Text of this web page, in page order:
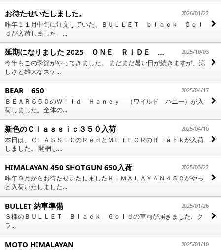
お待たせいたしました。
昨年１１月中旬に注文していた、ＢＵＬＬＥＴ ｂｌａｃｋ Ｇｏｌ
ｄが入荷しました。...
2026/01/22
延期になりました 2025 ＯＮＥ ＲＩＤＥ のご案内
今年もこの季節がやってきました。 まだまだ暑い日が続きますが、涼
しさと雄大なスケ...
2025/10/03
BEAR 650
ＢＥＡＲ６５０のＷｉｌｄ Ｈａｎｅｙ （ワイルド ハニー）が入
荷しました。全体の...
2025/04/17
新色のＣｌａｓｓｉｃ３５０入荷
本日は、ＣＬＡＳＳＩＣのＲｅｄとＭＥＴＥＯＲのＢｌａｃｋが入荷
しました。 開梱し...
2025/04/10
HIMALAYAN 450 SHOTGUN 650入荷
昨年９月からお待たせいたしましたＨＩＭＡＬＡＹＡＮ４５０がやっ
と入荷いたしました...
2025/03/22
BULLET 納車準備
Ｓ様のＢＵＬＬＥＴ Ｂｌａｃｋ Ｇｏｌｄの車両が届きました. ク
ラ...
2025/01/26
MOTO HIMALAYAN 2025/01/10